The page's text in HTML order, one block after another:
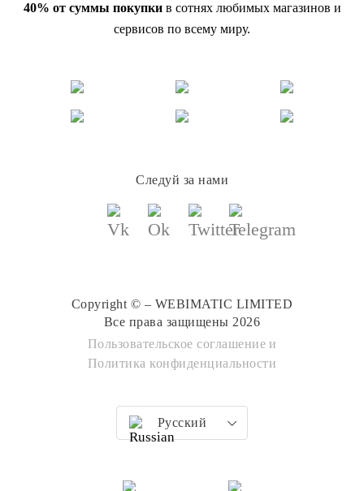
40% от суммы покупкив сотнях любимых магазинов и
сервисов по всему миру.
Следуй за нами
Copyright © – WEBIMATIC LIMITED
Все права защищены 2026
Пользовательское соглашение и
Политика конфиденциальности
Русский